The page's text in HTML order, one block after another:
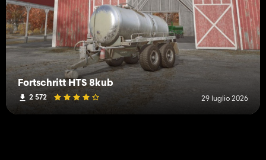
Fortschritt HTS 8kub
2 572 29 luglio 2026